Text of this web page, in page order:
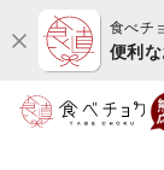
食べチ
便利な